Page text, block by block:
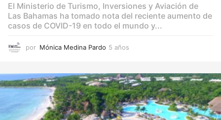
El Ministerio de Turismo, Inversiones y Aviación de
Las Bahamas ha tomado nota del reciente aumento de
casos de COVID-19 en todo el mundo y...
por Mónica Medina Pardo 5 años
o
s